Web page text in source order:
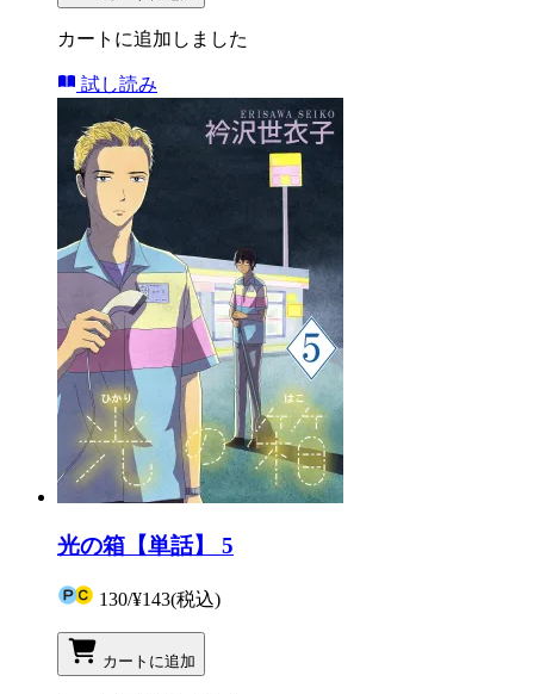
カートに追加しました
試し読み
光の箱【単話】 5
130/¥143(税込)
カートに追加